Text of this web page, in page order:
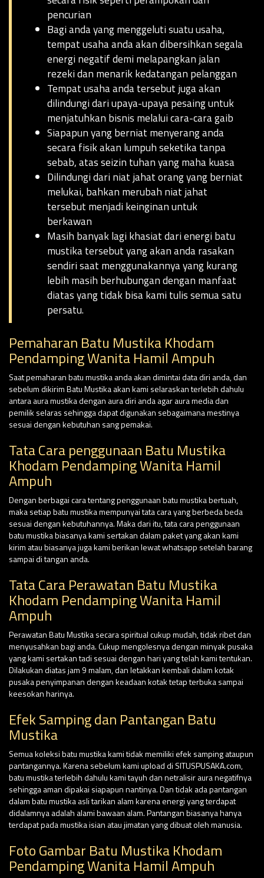
pencurian
Bagi anda yang menggeluti suatu usaha,
tempat usaha anda akan dibersihkan segala
energi negatif demi melapangkan jalan
rezeki dan menarik kedatangan pelanggan
Tempat usaha anda tersebut juga akan
dilindungi dari upaya-upaya pesaing untuk
menjatuhkan bisnis melalui cara-cara gaib
Siapapun yang berniat menyerang anda
secara fisik akan lumpuh seketika tanpa
sebab, atas seizin tuhan yang maha kuasa
Dilindungi dari niat jahat orang yang berniat
melukai, bahkan merubah niat jahat
tersebut menjadi keinginan untuk
berkawan
Masih banyak lagi khasiat dari energi batu
mustika tersebut yang akan anda rasakan
sendiri saat menggunakannya yang kurang
lebih masih berhubungan dengan manfaat
diatas yang tidak bisa kami tulis semua satu
persatu.
Pemaharan Batu Mustika Khodam
Pendamping Wanita Hamil Ampuh
Saat pemaharan batu mustika anda akan dimintai data diri anda, dan
sebelum dikirim Batu Mustika akan kami selaraskan terlebih dahulu
antara aura mustika dengan aura diri anda agar aura media dan
pemilik selaras sehingga dapat digunakan sebagaimana mestinya
sesuai dengan kebutuhan sang pemakai.
Tata Cara penggunaan Batu Mustika
Khodam Pendamping Wanita Hamil
Ampuh
Dengan berbagai cara tentang penggunaan batu mustika bertuah,
maka setiap batu mustika mempunyai tata cara yang berbeda beda
sesuai dengan kebutuhannya. Maka dari itu, tata cara penggunaan
batu mustika biasanya kami sertakan dalam paket yang akan kami
kirim atau biasanya juga kami berikan lewat whatsapp setelah barang
sampai di tangan anda.
Tata Cara Perawatan Batu Mustika
Khodam Pendamping Wanita Hamil
Ampuh
Perawatan Batu Mustika secara spiritual cukup mudah, tidak ribet dan
menyusahkan bagi anda. Cukup mengolesnya dengan minyak pusaka
yang kami sertakan tadi sesuai dengan hari yang telah kami tentukan.
Dilakukan diatas jam 9 malam, dan letakkan kembali dalam kotak
pusaka penyimpanan dengan keadaan kotak tetap terbuka sampai
keesokan harinya.
Efek Samping dan Pantangan Batu
Mustika
Semua koleksi batu mustika kami tidak memiliki efek samping ataupun
pantangannya. Karena sebelum kami upload di SITUSPUSAKA.com,
batu mustika terlebih dahulu kami tayuh dan netralisir aura negatifnya
sehingga aman dipakai siapapun nantinya. Dan tidak ada pantangan
dalam batu mustika asli tarikan alam karena energi yang terdapat
didalamnya adalah alami bawaan alam. Pantangan biasanya hanya
terdapat pada mustika isian atau jimatan yang dibuat oleh manusia.
Foto Gambar Batu Mustika Khodam
Pendamping Wanita Hamil Ampuh